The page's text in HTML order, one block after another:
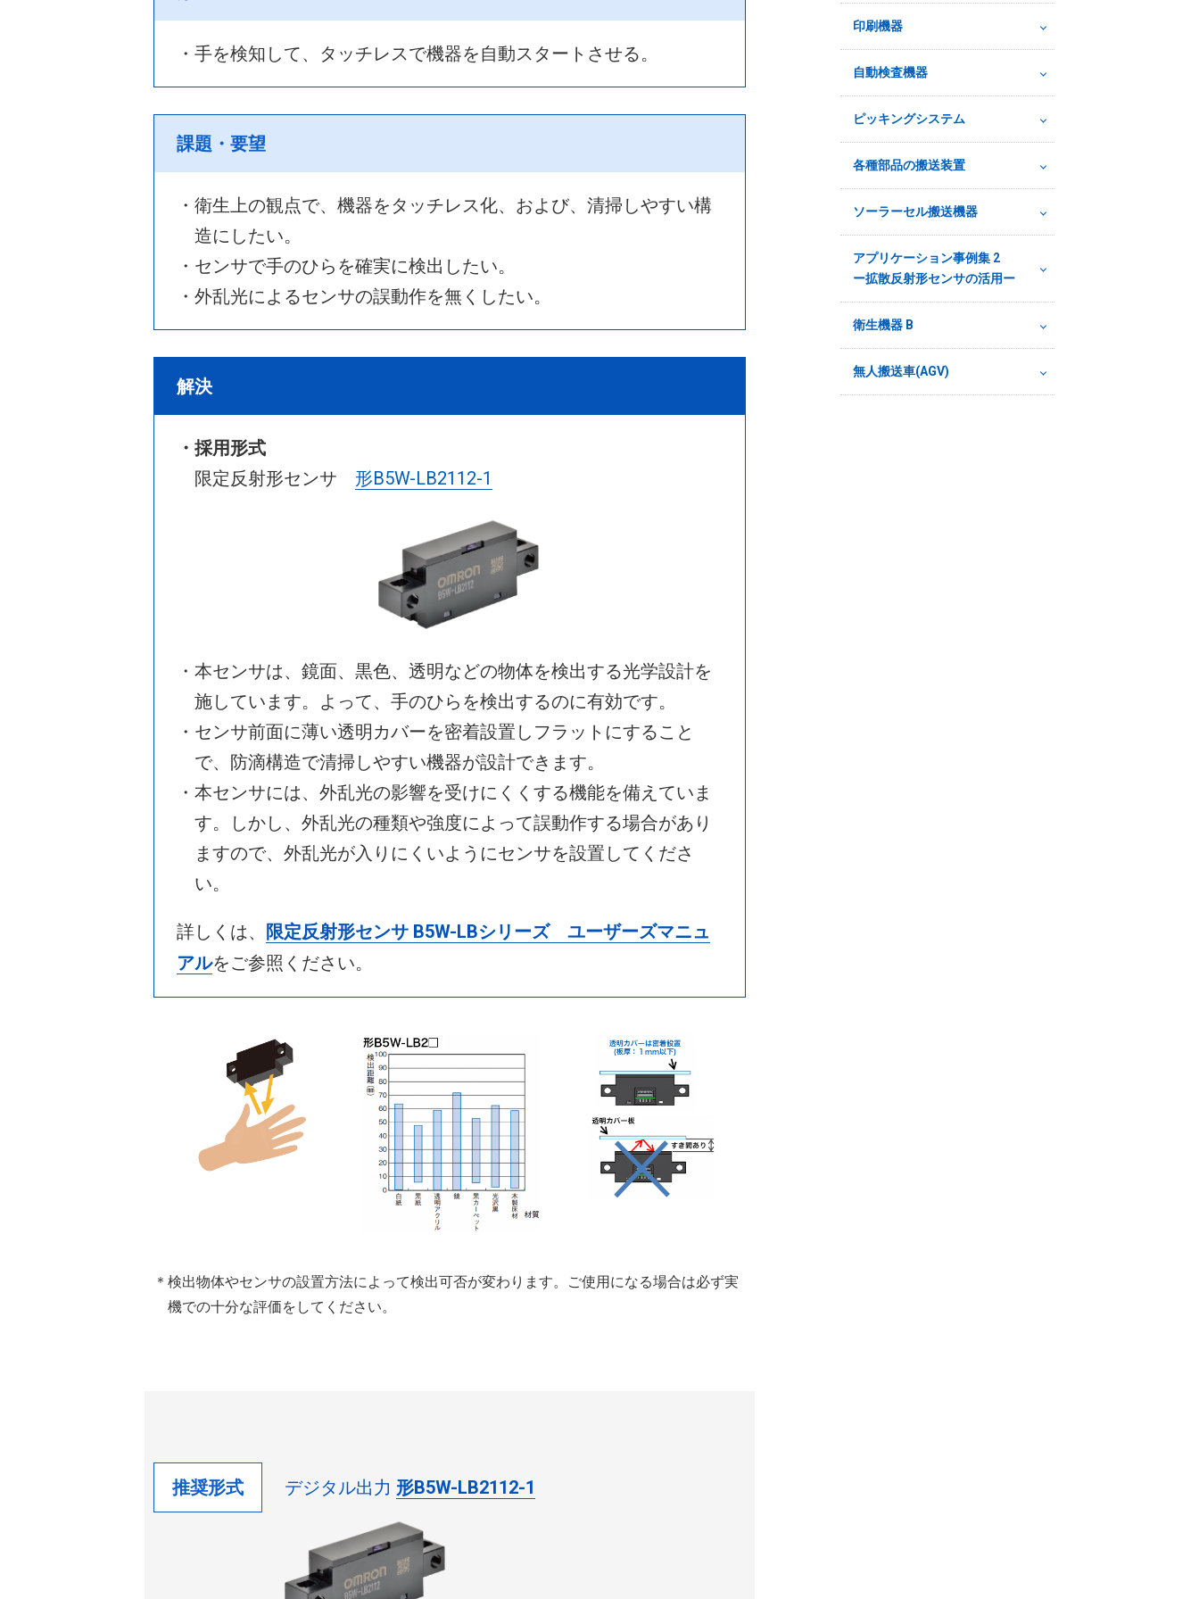
・手を検知して、タッチレスで機器を自動スタートさせる。
課題・要望
・衛生上の観点で、機器をタッチレス化、および、清掃しやすい構
造にしたい。
・センサで手のひらを確実に検出したい。
・外乱光によるセンサの誤動作を無くしたい。
解決
・採用形式
限定反射形センサ 形B5W-LB2112-1
・本センサは、鏡面、黒色、透明などの物体を検出する光学設計を
施しています。よって、手のひらを検出するのに有効です。
・センサ前面に薄い透明カバーを密着設置しフラットにすること
で、防滴構造で清掃しやすい機器が設計できます。
・本センサには、外乱光の影響を受けにくくする機能を備えていま
す。しかし、外乱光の種類や強度によって誤動作する場合があり
ますので、外乱光が入りにくいようにセンサを設置してくださ
い。
詳しくは、
限定反射形センサ B5W-LBシリーズ ユーザーズマニュ
アルをご参照ください。
＊検出物体やセンサの設置方法によって検出可否が変わります。ご使用になる場合は必ず実
機での十分な評価をしてください。
推奨形式 デジタル出力 形B5W-LB2112-1
印刷機器
自動検査機器
ピッキングシステム
各種部品の搬送装置
ソーラーセル搬送機器
アプリケーション事例集 2
ー拡散反射形センサの活用ー
衛生機器 B
無人搬送車(AGV)